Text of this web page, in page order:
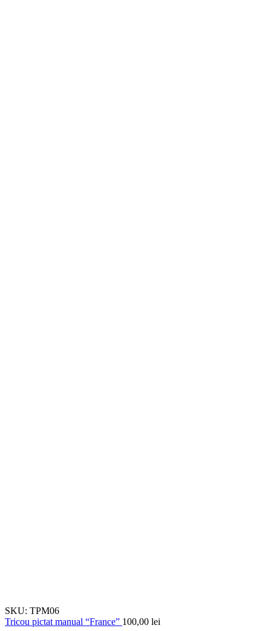
SKU: TPM06
Tricou pictat manual “France” 100,00 lei